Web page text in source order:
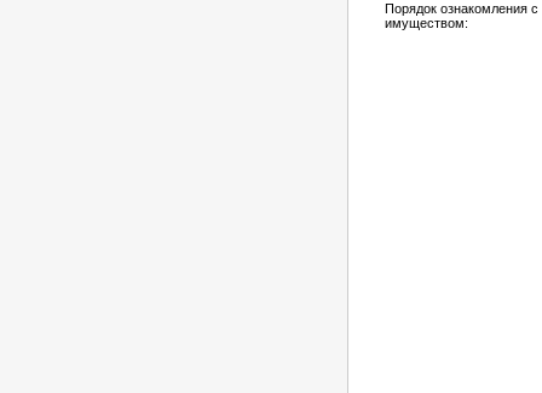
Порядок ознакомления с
имуществом: